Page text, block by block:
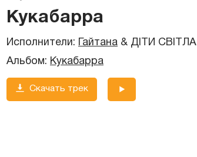
Кукабарра
Исполнители: Гайтана & ДІТИ СВІТЛА
Альбом: Кукабарра
Скачать трек